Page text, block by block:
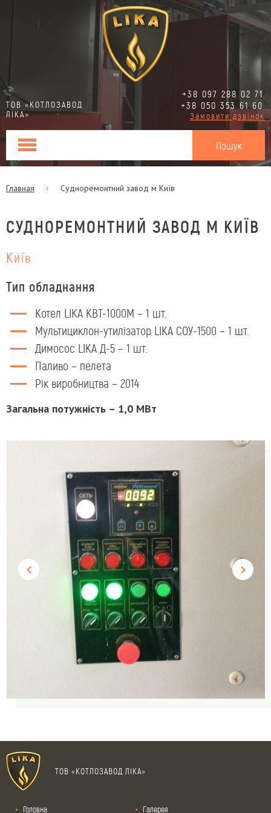
ТОВ «КОТЛОЗАВОД
ЛІКА»
+38 097 288 02 71
+38 050 353 61 60
Замовити дзвінок
Главная Судноремонтний завод м Київ
СУДНОРЕМОНТНИЙ ЗАВОД М КИЇВ
Київ
Тип обладнання
Котел LIKA КВТ-1000М – 1 шт.
Мультициклон-утилізатор LIKA СОУ-1500 – 1 шт.
Димосос LIKA Д-5 – 1 шт.
Паливо – пелета
Рік виробництва – 2014
Загальна потужність – 1,0 МВт
ТОВ «КОТЛОЗАВОД ЛІКА»
Головна Галерея